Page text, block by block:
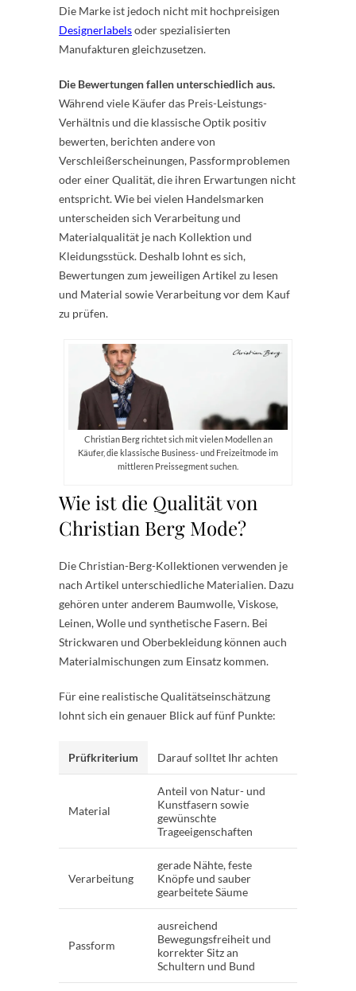
Die Marke ist jedoch nicht mit hochpreisigen
Designerlabelsoder spezialisierten
Manufakturen gleichzusetzen.
Die Bewertungen fallen unterschiedlich aus.
Während viele Käufer das Preis-Leistungs-
Verhältnis und die klassische Optik positiv
bewerten, berichten andere von
Verschleißerscheinungen, Passformproblemen
oder einer Qualität, die ihren Erwartungen nicht
entspricht. Wie bei vielen Handelsmarken
unterscheiden sich Verarbeitung und
Materialqualität je nach Kollektion und
Kleidungsstück. Deshalb lohnt es sich,
Bewertungen zum jeweiligen Artikel zu lesen
und Material sowie Verarbeitung vor dem Kauf
zu prüfen.
Christian Berg richtet sich mit vielen Modellen an
Käufer, die klassische Business- und Freizeitmode im
mittleren Preissegment suchen.
Wie ist die Qualität von
Christian Berg Mode?
Die Christian-Berg-Kollektionen verwenden je
nach Artikel unterschiedliche Materialien. Dazu
gehören unter anderem Baumwolle, Viskose,
Leinen, Wolle und synthetische Fasern. Bei
Strickwaren und Oberbekleidung können auch
Materialmischungen zum Einsatz kommen.
Für eine realistische Qualitätseinschätzung
lohnt sich ein genauer Blick auf fünf Punkte:
Prüfkriterium Darauf solltet Ihr achten
Material
Anteil von Natur- und
Kunstfasern sowie
gewünschte
Trageeigenschaften
Verarbeitung
gerade Nähte, feste
Knöpfe und sauber
gearbeitete Säume
Passform
ausreichend
Bewegungsfreiheit und
korrekter Sitz an
Schultern und Bund